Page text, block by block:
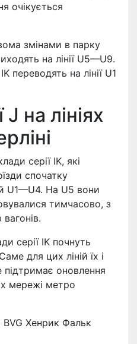
очікується
змінами в парку
на лінії U5—U9.
переводять на лінії U1
J на лініях
серії IK, які
спочатку
U1—U4. На U5 вони
тимчасово, з
серії IK почнуть
для цих ліній їх і
оновлення
мережі метро
Хенрик Фальк